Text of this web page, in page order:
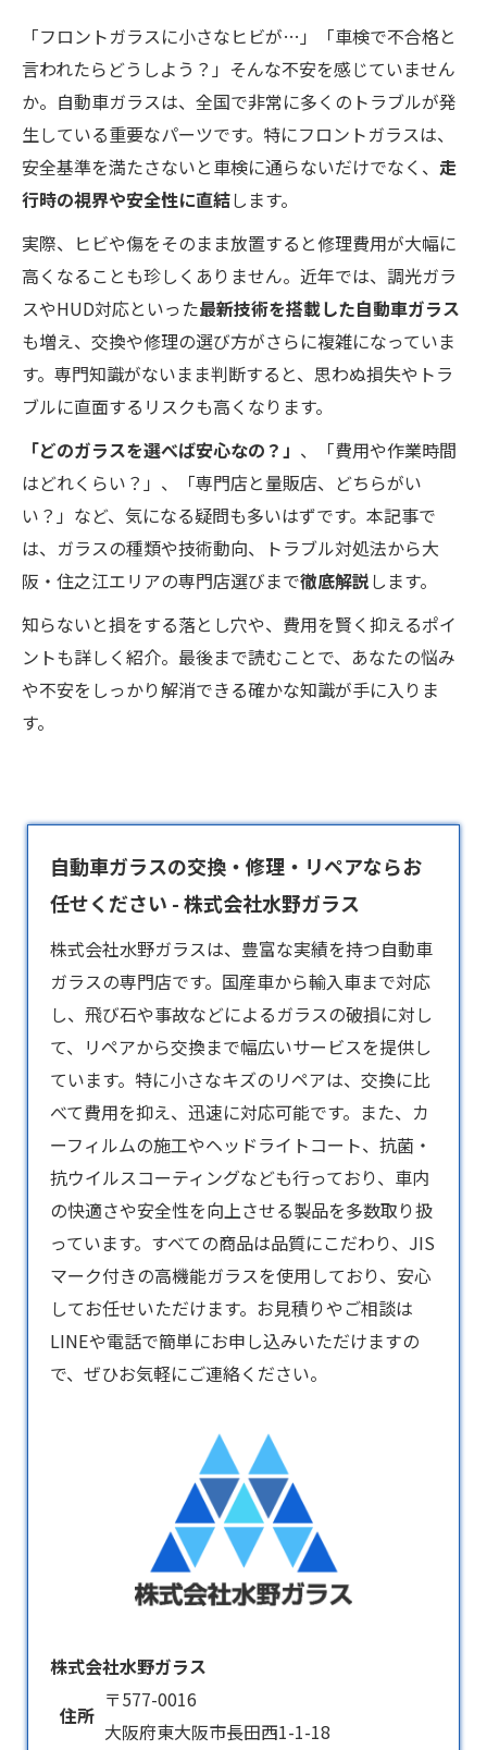
「フロントガラスに小さなヒビが…」「車検で不合格と
言われたらどうしよう？」そんな不安を感じていません
か。自動車ガラスは、全国で非常に多くのトラブルが発
生している重要なパーツです。特にフロントガラスは、
安全基準を満たさないと車検に通らないだけでなく、 走
行時の視界や安全性に直結します。
実際、ヒビや傷をそのまま放置すると修理費用が大幅に
高くなることも珍しくありません。近年では、調光ガラ
スやHUD対応といった最新技術を搭載した自動車ガラス
も増え、交換や修理の選び方がさらに複雑になっていま
す。専門知識がないまま判断すると、思わぬ損失やトラ
ブルに直面するリスクも高くなります。
「どのガラスを選べば安心なの？」 、「費用や作業時間
はどれくらい？」、「専門店と量販店、どちらがい
い？」など、気になる疑問も多いはずです。本記事で
は、ガラスの種類や技術動向、トラブル対処法から大
阪・住之江エリアの専門店選びまで徹底解説します。
知らないと損をする落とし穴や、費用を賢く抑えるポイ
ントも詳しく紹介。最後まで読むことで、あなたの悩み
や不安をしっかり解消できる確かな知識が手に入りま
す。
自動車ガラスの交換・修理・リペアならお
任せください - 株式会社水野ガラス
株式会社水野ガラスは、豊富な実績を持つ自動車
ガラスの専門店です。国産車から輸入車まで対応
し、飛び石や事故などによるガラスの破損に対し
て、リペアから交換まで幅広いサービスを提供し
ています。特に小さなキズのリペアは、交換に比
べて費用を抑え、迅速に対応可能です。また、カ
ーフィルムの施工やヘッドライトコート、抗菌・
抗ウイルスコーティングなども行っており、車内
の快適さや安全性を向上させる製品を多数取り扱
っています。すべての商品は品質にこだわり、JIS
マーク付きの高機能ガラスを使用しており、安心
してお任せいただけます。お見積りやご相談は
LINEや電話で簡単にお申し込みいただけますの
で、ぜひお気軽にご連絡ください。
株式会社水野ガラス
住所
〒577-0016
大阪府東大阪市長田西1-1-18